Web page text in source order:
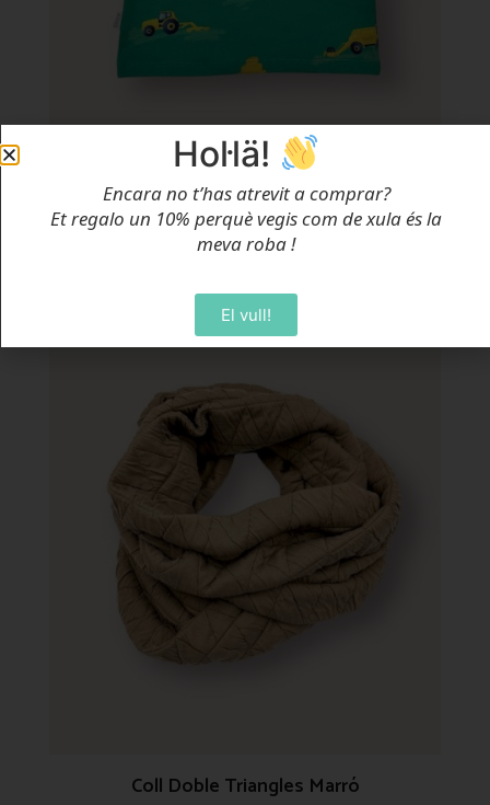
Samarreta Tractors
Des de21,95€
Selecciona Opcions
Coll Doble Triangles Marró
Hol·lä!
Encara no t’has atrevit a comprar?
Et regalo un 10% perquè vegis com de xula és la
meva roba!
El vull!